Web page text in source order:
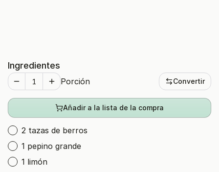
Ingredientes
Porción Convertir
Añadir a la lista de la compra
2 tazas de berros
1 pepino grande
1 limón